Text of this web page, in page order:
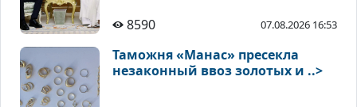
8590 07.08.2026 16:53
Таможня «Манас» пресекла
незаконный ввоз золотых и ..>